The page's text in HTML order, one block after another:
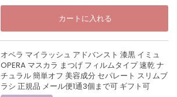
カートに入れる
オペラ マイラッシュ アドバンスト 漆黒 イミュ
OPERA マスカラ まつげ フィルムタイプ 速乾 ナ
チュラル 簡単オフ 美容成分 セパレート スリムブ
ラシ 正規品 メール便1通3個まで可 ギフト可